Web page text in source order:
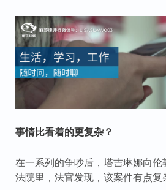
事情比看着的更复杂？
在一系列的争吵后，塔吉琳娜向伦
法院里，法官发现，该案件有点复